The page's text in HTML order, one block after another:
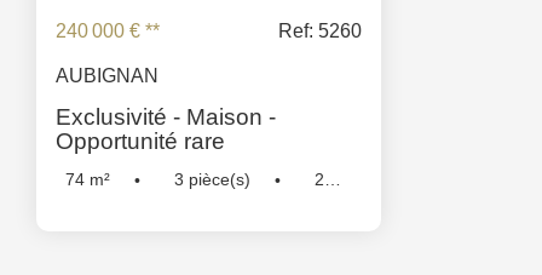
240 000 € ** Ref: 5260
AUBIGNAN
Exclusivité - Maison -
Opportunité rare
74 m² 3 pièce(s)
2